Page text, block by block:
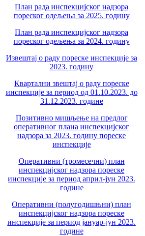
План рада инспекцијског надзора
пореског одељења за 2025. годину
План рада инспекцијског надзора
пореског одељења за 2024. годину
Извештај о раду пореске инспекције за
2023. годину
Квартални звештај о раду пореске
инспекције за период од 01.10.2023. до
31.12.2023. године
Позитивно мишљење на предлог
оперативног плана инспекцијског
надзора за 2023. годину пореске
инспекције
Оперативни (тромесечни) план
инспекцијског надзора пореске
инспекције за период април-јун 2023.
године
Оперативни (полугодишњни) план
инспекцијског надзора пореске
инспекције за период јануар-јун 2023.
године